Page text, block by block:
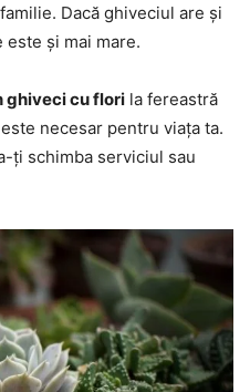
Dacă ghiveciul are și
și mai mare.
ghiveci cu flori la fereastră
necesar pentru viața ta.
ți schimba serviciul sau